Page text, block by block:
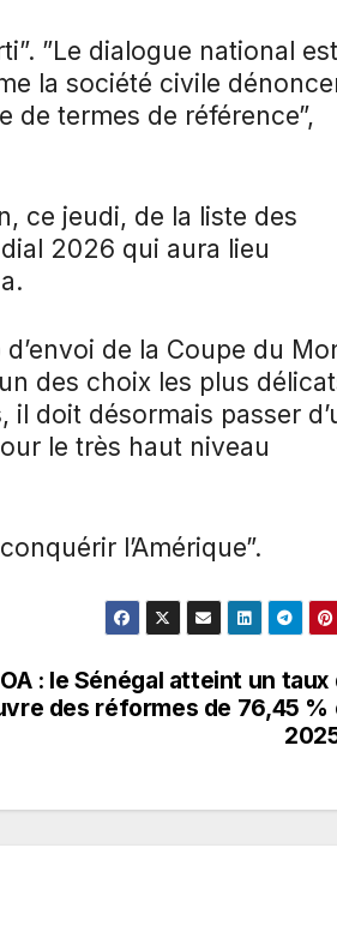
”Le dialogue national est
la société civile
de termes de référence”,
ce jeudi, de la liste des
2026 qui aura lieu
de la Coupe du
des choix les plus
il doit désormais passer
le très haut niveau
l’Amérique”.
: le Sénégal atteint un taux
des réformes de 76,45 %